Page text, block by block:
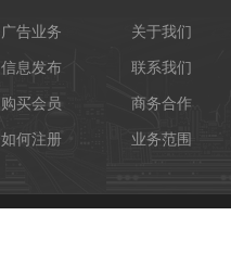
广告业务
信息发布
购买会员
如何注册
关于我们
联系我们
商务合作
业务范围